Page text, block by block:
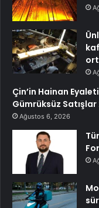
Çin’in Hainan
Gümrüksüz Satışlar
Ağustos 6, 2026